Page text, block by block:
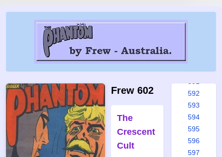
Frew 602
The
Crescent
Cult
585
592
593
594
595
596
597